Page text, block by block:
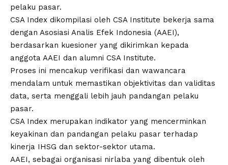
pelaku pasar.
CSA Index dikompilasi oleh CSA Institute bekerja sama
dengan Asosiasi Analis Efek Indonesia (AAEI),
berdasarkan kuesioner yang dikirimkan kepada
anggota AAEI dan alumni CSA Institute.
Proses ini mencakup verifikasi dan wawancara
mendalam untuk memastikan objektivitas dan validitas
data, serta menggali lebih jauh pandangan pelaku
pasar.
CSA Index merupakan indikator yang mencerminkan
keyakinan dan pandangan pelaku pasar terhadap
kinerja IHSG dan sektor-sektor utama.
AAEI, sebagai organisasi nirlaba yang dibentuk oleh